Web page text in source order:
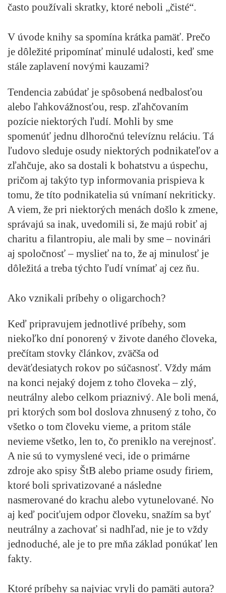
často používali skratky, ktoré neboli „čisté“.
V úvode knihy sa spomína krátka pamäť. Prečo
je dôležité pripomínať minulé udalosti, keď sme
stále zaplavení novými kauzami?
Tendencia zabúdať je spôsobená nedbalosťou
alebo ľahkovážnosťou, resp. zľahčovaním
pozície niektorých ľudí. Mohli by sme
spomenúť jednu dlhoročnú televíznu reláciu. Tá
ľudovo sleduje osudy niektorých podnikateľov a
zľahčuje, ako sa dostali k bohatstvu a úspechu,
pričom aj takýto typ informovania prispieva k
tomu, že títo podnikatelia sú vnímaní nekriticky.
A viem, že pri niektorých menách došlo k zmene,
správajú sa inak, uvedomili si, že majú robiť aj
charitu a filantropiu, ale mali by sme – novinári
aj spoločnosť – myslieť na to, že aj minulosť je
dôležitá a treba týchto ľudí vnímať aj cez ňu.
Ako vznikali príbehy o oligarchoch?
Keď pripravujem jednotlivé príbehy, som
niekoľko dní ponorený v živote daného človeka,
prečítam stovky článkov, zväčša od
deväťdesiatych rokov po súčasnosť. Vždy mám
na konci nejaký dojem z toho človeka – zlý,
neutrálny alebo celkom priaznivý. Ale boli mená,
pri ktorých som bol doslova zhnusený z toho, čo
všetko o tom človeku vieme, a pritom stále
nevieme všetko, len to, čo preniklo na verejnosť.
A nie sú to vymyslené veci, ide o primárne
zdroje ako spisy ŠtB alebo priame osudy firiem,
ktoré boli sprivatizované a následne
nasmerované do krachu alebo vytunelované. No
aj keď pociťujem odpor človeku, snažím sa byť
neutrálny a zachovať si nadhľad, nie je to vždy
jednoduché, ale je to pre mňa základ ponúkať len
fakty.
Ktoré príbehy sa najviac vryli do pamäti autora?